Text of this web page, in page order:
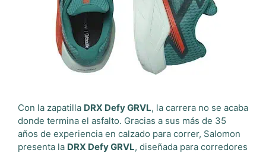
Con la zapatilla DRX Defy GRVL, la carrera no se acaba
donde termina el asfalto. Gracias a sus más de 35
años de experiencia en calzado para correr, Salomon
presenta la DRX Defy GRVL, diseñada para corredores